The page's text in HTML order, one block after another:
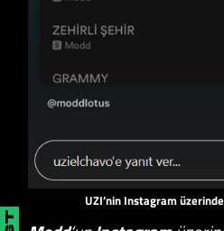
UZI’nin Instagram